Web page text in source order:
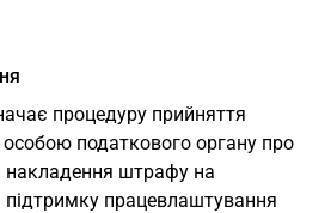
процедуру прийняття
податкового органу про
накладення штрафу на
підтримку працевлаштування